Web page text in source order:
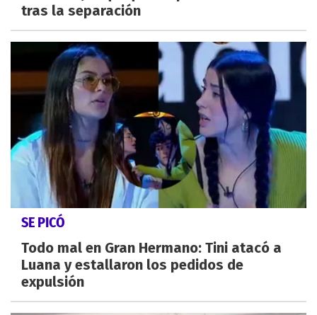
tras la separación
SE PICÓ
Todo mal en Gran Hermano: Tini atacó a
Luana y estallaron los pedidos de
expulsión